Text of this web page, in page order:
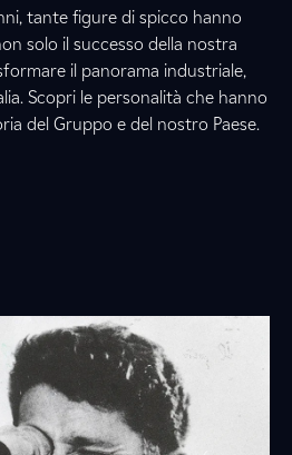
tante figure di spicco hanno
solo il successo della nostra
il panorama industriale,
Scopri le personalità che hanno
del Gruppo e del nostro Paese.